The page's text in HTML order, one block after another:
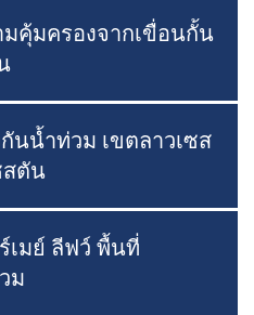
คุ้มครองจากเขื่อนกั้น
นน้ำท่วม เขตลาวเซส
สตัน
เมย์ ลีฟว์ พื้นที่
ม